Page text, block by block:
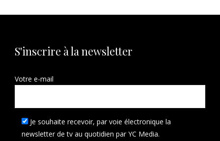
S'inscrire à la newsletter
Votre e-mail
Je souhaite recevoir, par voie électronique la
newsletter de tv au quotidien par YC Media.